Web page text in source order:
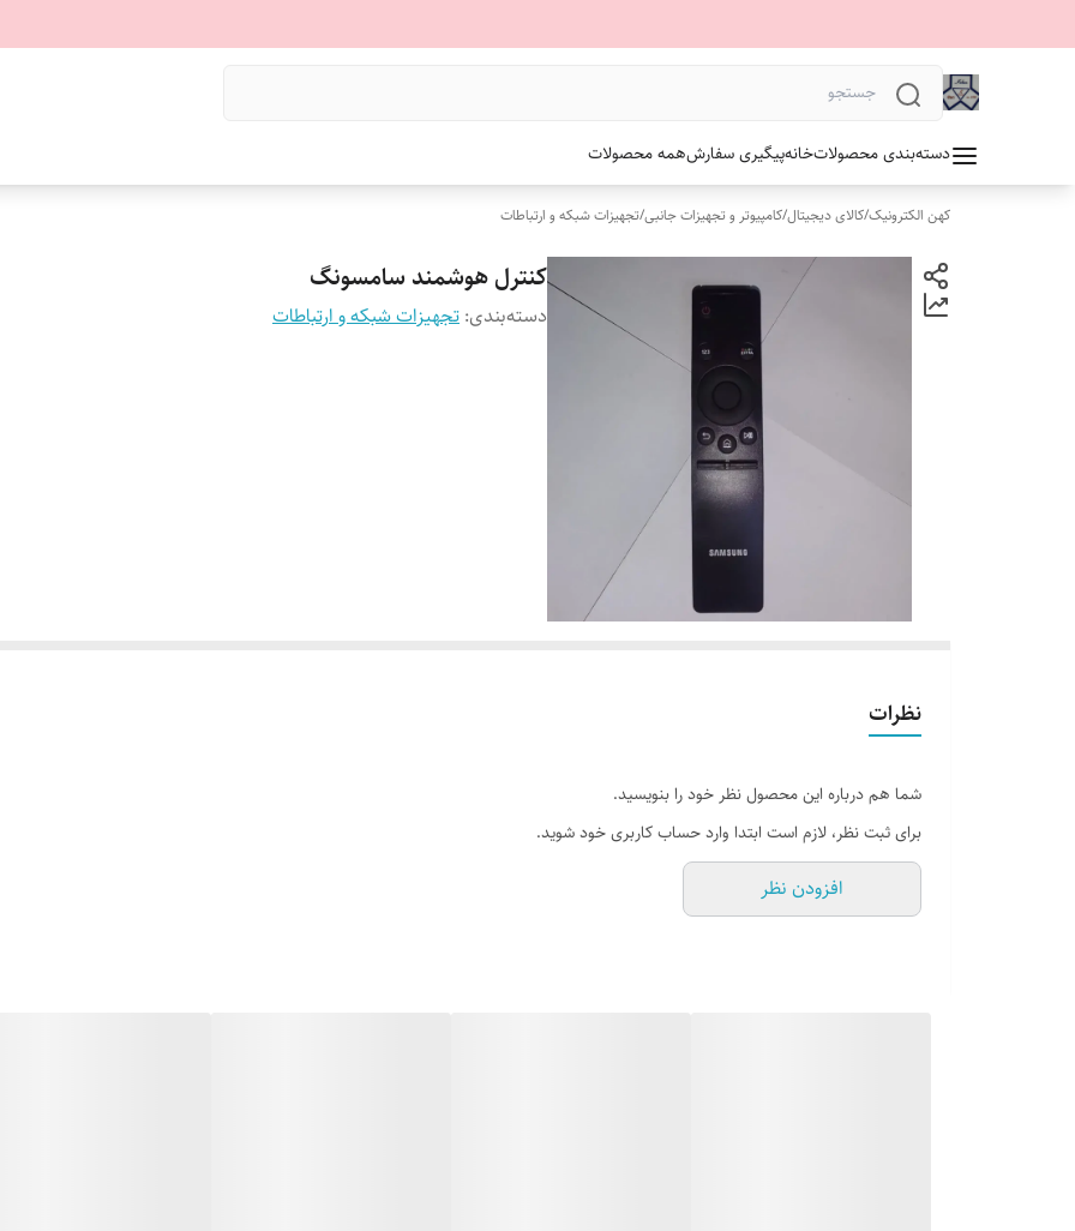
دسته‌بندی محصولاتخانهپیگیری سفارشهمه محصولات
کهن الکترونیک/کالای دیجیتال/کامپیوتر و تجهیزات جانبی/تجهیزات شبکه و ارتباطات
کنترل هوشمند سامسونگ
دسته‌بندی: تجهیزات شبکه و ارتباطات
نظرات
شما هم درباره این محصول نظر خود را بنویسید.
برای ثبت نظر، لازم است ابتدا وارد حساب کاربری خود شوید.
افزودن نظر